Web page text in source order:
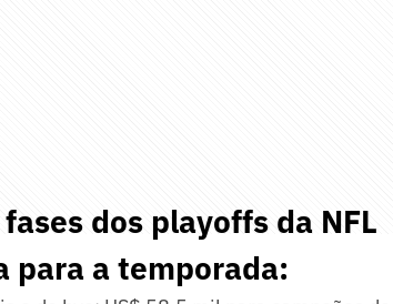
dos playoffs da NFL
para a temporada: